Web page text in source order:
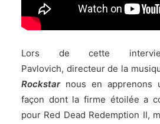
Lors de cette
Pavlovich, directeur de la
Rockstarnous en apprenons
façon dont la firme étoilée a
pour Red Dead Redemption II,